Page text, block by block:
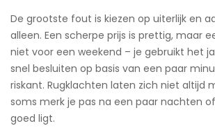
De grootste fout is kiezen op uiterlijk en
alleen. Een scherpe prijs is prettig, maar
niet voor een weekend – je gebruikt het
snel besluiten op basis van een paar
riskant. Rugklachten laten zich niet altijd
soms merk je pas na een paar nachten
goed ligt.